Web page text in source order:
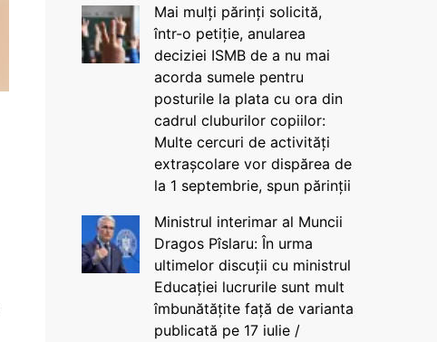
Mai mulți părinți solicită,
într-o petiție, anularea
deciziei ISMB de a nu mai
acorda sumele pentru
posturile la plata cu ora din
cadrul cluburilor copiilor:
Multe cercuri de activități
extrașcolare vor dispărea de
la 1 septembrie, spun părinții
Ministrul interimar al Muncii
Dragos Pîslaru: În urma
ultimelor discuții cu ministrul
Educației lucrurile sunt mult
îmbunătățite față de varianta
publicată pe 17 iulie /